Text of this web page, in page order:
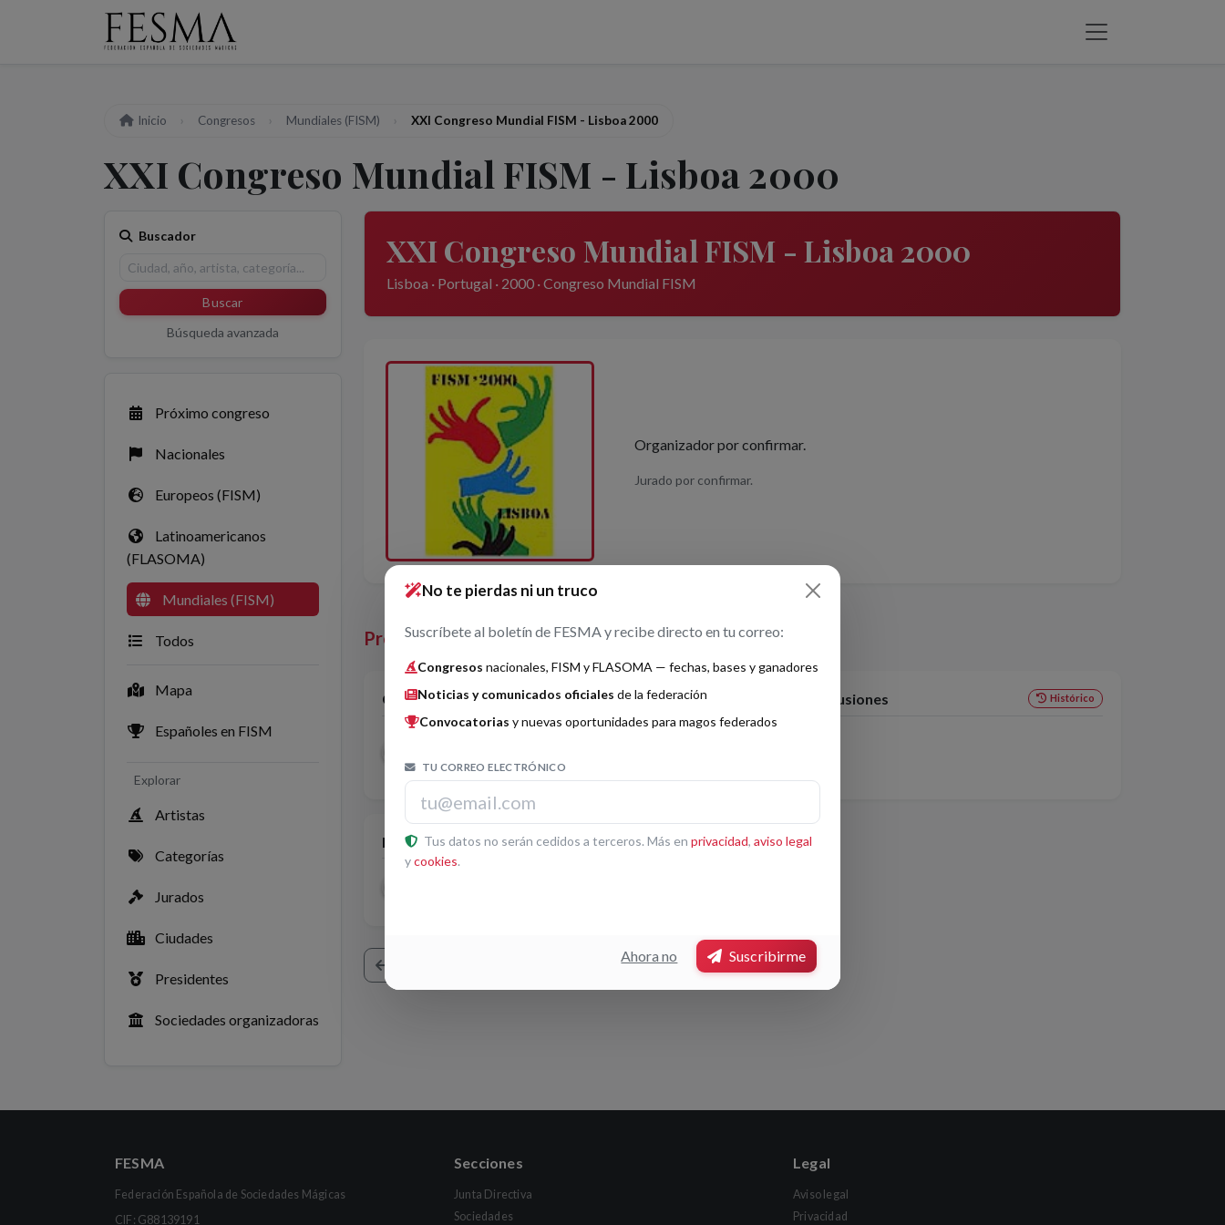
Inicio Congresos Mundiales (FISM) XXI Congreso Mundial FISM - Lisboa 2000
XXI Congreso Mundial FISM - Lisboa 2000
Buscador
Buscar
Búsqueda avanzada
Próximo congreso
Nacionales
Europeos (FISM)
Latinoamericanos
(FLASOMA)
Mundiales (FISM)
Todos
Mapa
Españoles en FISM
Explorar
Artistas
Categorías
Jurados
Ciudades
Presidentes
Sociedades organizadoras
XXI Congreso Mundial FISM - Lisboa 2000
Lisboa · Portugal · 2000 · Congreso Mundial FISM
Organizador por confirmar.
Jurado por confirmar.
Premios por categorías
Cartomagia Histórico
Acto: ¿Todo Dorsos?
Grandes Ilusiones Histórico
Mentalismo Histórico
No te pierdas ni un truco
Suscríbete al boletín de FESMA y recibe directo en tu correo:
Congresos nacionales, FISM y FLASOMA — fechas, bases y ganadores
Noticias y comunicados oficiales de la federación
Convocatorias y nuevas oportunidades para magos federados
TU CORREO ELECTRÓNICO
Tus datos no serán cedidos a terceros. Más en privacidad, aviso legal
ycookies.
Ahora no Suscribirme
FESMA
Federación Española de Sociedades Mágicas
CIF: G88139191
Secciones
Junta Directiva
Sociedades
Legal
Aviso legal
Privacidad